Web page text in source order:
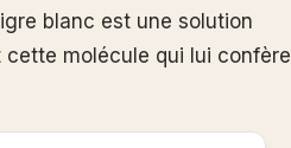
blanc est une solution
cette molécule qui lui confère